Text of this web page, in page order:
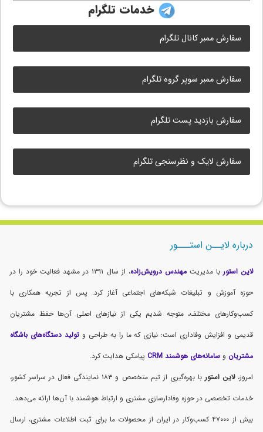
خدمات تلگرام
سفارش ممبر کانال تلگرام
سفارش ممبر سوپر گروه تلگرام
سفارش بازدید پست تلگرام
سفارش لایک و نظرسنجی تلگرام